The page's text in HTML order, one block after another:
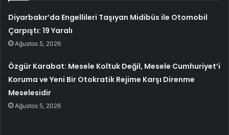
Diyarbakır’da Engellileri Taşıyan Midibüs ile Otomobil
Çarpıştı: 19 Yaralı
Ağustos 5, 2026
Özgür Karabat: Mesele Koltuk Değil, Mesele Cumhuriyet’i
Koruma ve Yeni Bir Otokratik Rejime Karşı Direnme
Meselesidir
Ağustos 5, 2026